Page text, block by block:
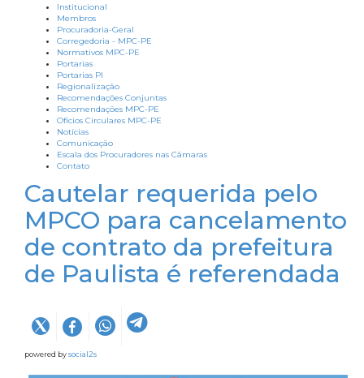
Institucional
Membros
Procuradoria-Geral
Corregedoria - MPC-PE
Normativos MPC-PE
Portarias
Portarias PI
Regionalização
Recomendações Conjuntas
Recomendações MPC-PE
Ofícios Circulares MPC-PE
Notícias
Comunicação
Escala dos Procuradores nas Câmaras
Contato
Cautelar requerida pelo
MPCO para cancelamento
de contrato da prefeitura
de Paulista é referendada
powered bysocial2s